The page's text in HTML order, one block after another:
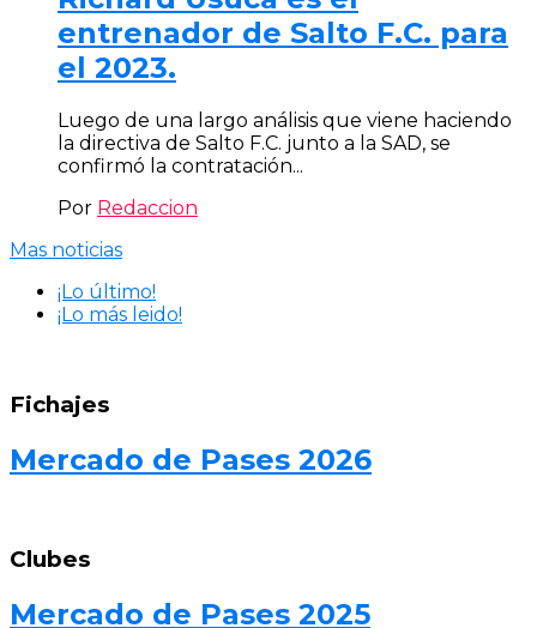
entrenador de Salto F.C. para
el 2023.
Luego de una largo análisis que viene haciendo
la directiva de Salto F.C. junto a la SAD, se
confirmó la contratación...
Por Redaccion
Mas noticias
¡Lo último!
¡Lo más leido!
Fichajes
Mercado de Pases 2026
Clubes
Mercado de Pases 2025